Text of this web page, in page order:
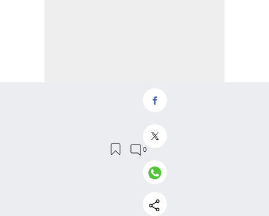
Operar con instrumentos financieros o criptomonedas
conlleva altos riesgos, incluyendo la pérdida de parte o la
totalidad de la inversión, y puede ser una actividad no
recomendada para todos los inversores. Los precios de las
verse afectadas por factores externos como el financiero,
el legal o el político. Operar con apalancamiento aumenta